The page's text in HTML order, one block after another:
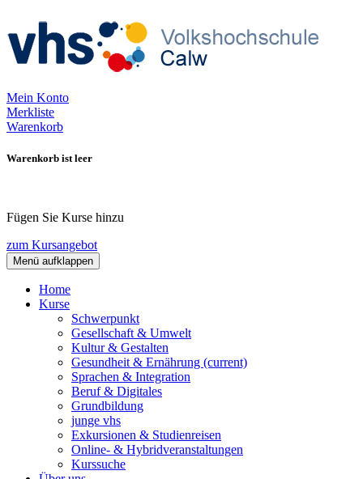
Mein Konto
Merkliste
Warenkorb
Warenkorb ist leer
Fügen Sie Kurse hinzu
zum Kursangebot
Menü aufklappen
Home
Kurse
Schwerpunkt
Gesellschaft & Umwelt
Kultur & Gestalten
Gesundheit & Ernährung (current)
Sprachen & Integration
Beruf & Digitales
Grundbildung
junge vhs
Exkursionen & Studienreisen
Online- & Hybridveranstaltungen
Kurssuche